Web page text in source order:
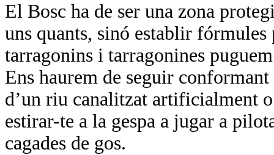
El Bosc ha de ser una zona
uns quants, sinó establir
tarragonins i tarragonines
Ens haurem de seguir
d’un riu canalitzat artificialment
estirar-te a la gespa a jugar a
cagades de gos.